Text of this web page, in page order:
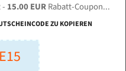
- 15.00 EURRabatt-Coupon...
ZU KOPIEREN